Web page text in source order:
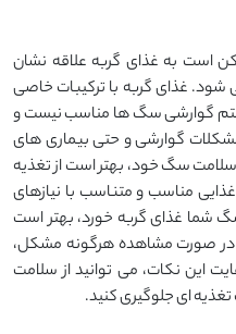
است به غذای گربه علاقه نشان
غذای گربه با ترکیبات خاصی
گوارشی سگ ‌ها مناسب نیست و
گوارشی و حتی بیماری‌ های
سلامت سگ خود، بهتر است از تغذیه
مناسب و متناسب با نیازهای
شما غذای گربه خورد، بهتر است
و در صورت مشاهده هرگونه مشکل،
این نکات، می ‌توانید از سلامت
‌ای جلوگیری کنید.